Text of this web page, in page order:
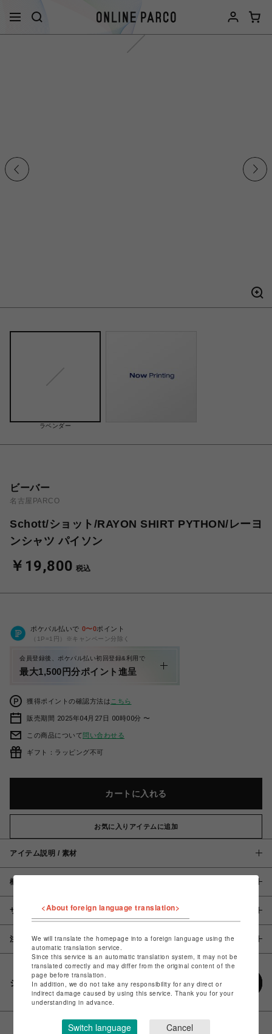
ラベンダー
ビーバー
名古屋PARCO
Schott/ショット/RAYON SHIRT PYTHON/レーヨ
ンシャツ パイソン
￥19,800 税込
ポケパル払いで 0〜0ポイント
（1P=1円）※キャンペーン分除く
会員登録後、ポケパル払い初回登録&利用で
最大1,500円分ポイント進呈
獲得ポイントの確認方法は こちら
販売期間 2025年04月27日 00時00分 〜
この商品について問い合わせる
ギフト：ラッピング不可
カートに入れる
お気に入りアイテムに追加
アイテム説明 / 素材
概要
サイズ
注意事項
シェアする
<About foreign language translation>
We will translate the homepage into a foreign language using the
automatic translation service.
Since this service is an automatic translation system, it may not be
translated correctly and may differ from the original content of the
page before translation.
In addition, we do not take any responsibility for any direct or
indirect damage caused by using this service. Thank you for your
understanding in advance.
Switch language Cancel